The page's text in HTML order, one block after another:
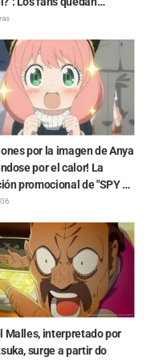
ante la revelación del
en el episodio 1 de
Más allá del final del
por la imagen de Anya
por el calor! La
promocional de "SPY x
provoca comentarios
Malles, interpretado por
surge a partir do